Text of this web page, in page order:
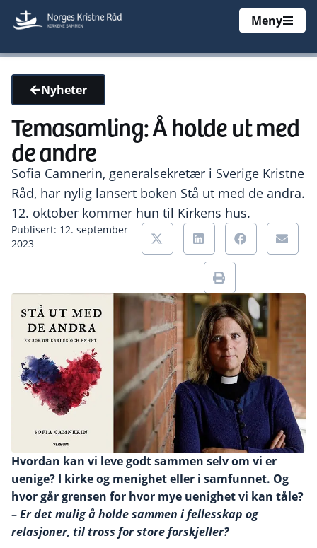
Meny
Nyheter
Temasamling: Å holde ut med
de andre
Sofia Camnerin, generalsekretær i Sverige Kristne
Råd, har nylig lansert boken Stå ut med de andra.
12. oktober kommer hun til Kirkens hus.
Publisert: 12. september
2023
Hvordan kan vi leve godt sammen selv om vi er
uenige? I kirke og menighet eller i samfunnet. Og
hvor går grensen for hvor mye uenighet vi kan tåle?
–Er det mulig å holde sammen i fellesskap og
relasjoner, til tross for store forskjeller?